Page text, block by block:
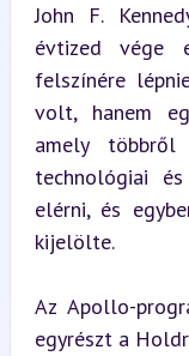
John F.
évtized vége
felszínére
volt, hanem
amely többről
technológiai
elérni, és
kijelölte.
Az Apollo-
egyrészt a